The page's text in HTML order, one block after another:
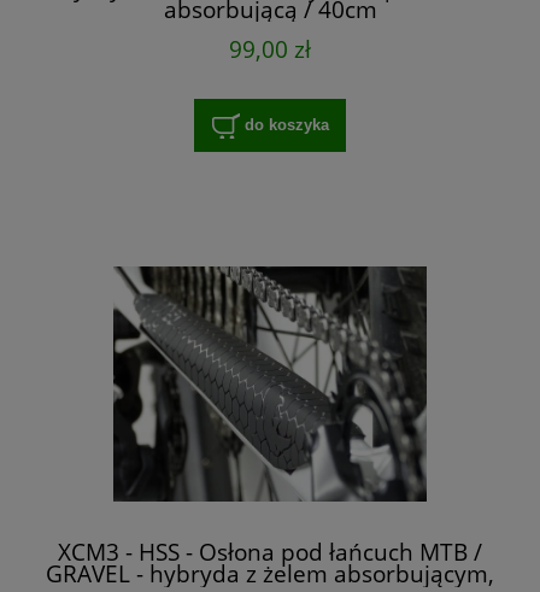
absorbującą / 40cm
99,00 zł
do koszyka
XCM3 - HSS - Osłona pod łańcuch MTB /
GRAVEL - hybryda z żelem absorbującym,